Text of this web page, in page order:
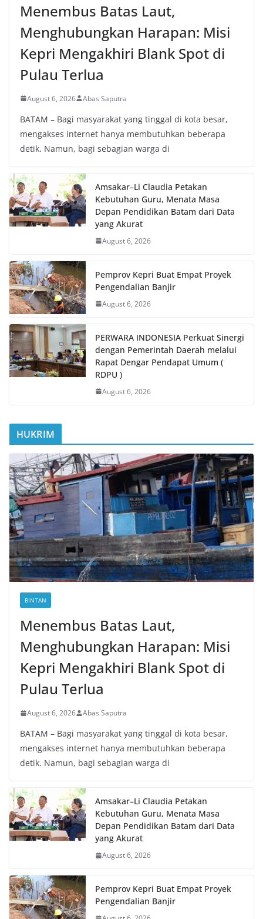
Menembus Batas Laut,
Menghubungkan Harapan: Misi
Kepri Mengakhiri Blank Spot di
Pulau Terlua
August 6, 2026 Abas Saputra
BATAM – Bagi masyarakat yang tinggal di kota besar,
mengakses internet hanya membutuhkan beberapa
detik. Namun, bagi sebagian warga di
Amsakar–Li Claudia Petakan
Kebutuhan Guru, Menata Masa
Depan Pendidikan Batam dari Data
yang Akurat
August 6, 2026
Pemprov Kepri Buat Empat Proyek
Pengendalian Banjir
August 6, 2026
PERWARA INDONESIA Perkuat Sinergi
dengan Pemerintah Daerah melalui
Rapat Dengar Pendapat Umum (
RDPU )
August 6, 2026
HUKRIM
BINTAN
Menembus Batas Laut,
Menghubungkan Harapan: Misi
Kepri Mengakhiri Blank Spot di
Pulau Terlua
August 6, 2026 Abas Saputra
BATAM – Bagi masyarakat yang tinggal di kota besar,
mengakses internet hanya membutuhkan beberapa
detik. Namun, bagi sebagian warga di
Amsakar–Li Claudia Petakan
Kebutuhan Guru, Menata Masa
Depan Pendidikan Batam dari Data
yang Akurat
August 6, 2026
Pemprov Kepri Buat Empat Proyek
Pengendalian Banjir